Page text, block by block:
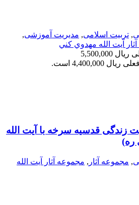
, تربیت اسلامی, مدیریت آموزشی,
آيت الله مهدوي كني
قیمت اصلی ریال 5,500,000
4,400,000 است.
زندگی قدسیه سرخه با آیت الله
ره)
, مجموعه آثار , مجموعه آثار آيت الله